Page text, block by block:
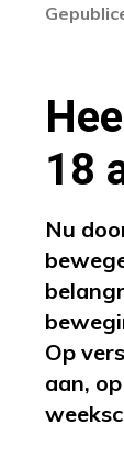
18
Nu
Op
aan,